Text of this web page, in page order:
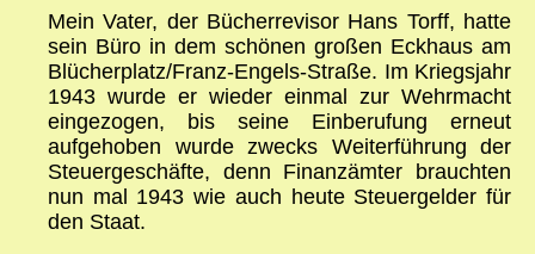
Mein Vater, der Bücherrevisor Hans Torff, hatte
sein Büro in dem schönen großen Eckhaus am
Blücherplatz/Franz-Engels-Straße. Im Kriegsjahr
1943 wurde er wieder einmal zur Wehrmacht
eingezogen, bis seine Einberufung erneut
aufgehoben wurde zwecks Weiterführung der
Steuergeschäfte, denn Finanzämter brauchten
nun mal 1943 wie auch heute Steuergelder für
den Staat.